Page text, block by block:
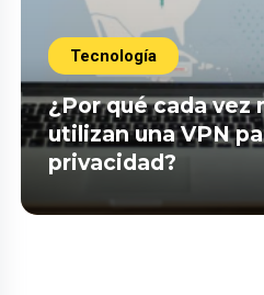
Tecnología
¿Por qué cada vez
utilizan una VPN
privacidad?